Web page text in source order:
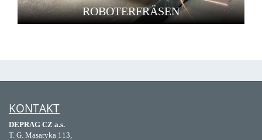
ROBOTERFRÄSEN
KONTAKT
DEPRAG CZ a.s.
T. G. Masaryka 113,